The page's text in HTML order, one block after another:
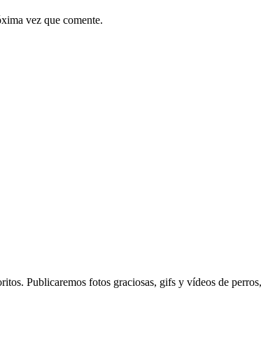
vez que comente.
Publicaremos fotos graciosas, gifs y vídeos de